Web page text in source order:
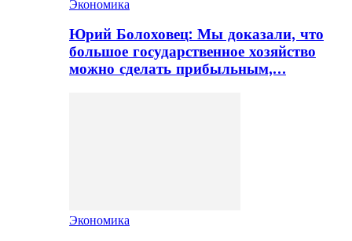
Экономика
Юрий Болоховец: Мы доказали, что
большое государственное хозяйство
можно сделать прибыльным,…
Экономика